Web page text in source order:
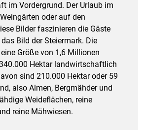
to main content
im Vordergrund. Der Urlaub im
oder auf den
Bilder faszinieren die Gäste
Bild der Steiermark. Die
Größe von 1,6 Millionen
Hektar landwirtschaftlich
sind 210.000 Hektar oder 59
also Almen, Bergmähder und
Weideflächen, reine
reine Mähwiesen.